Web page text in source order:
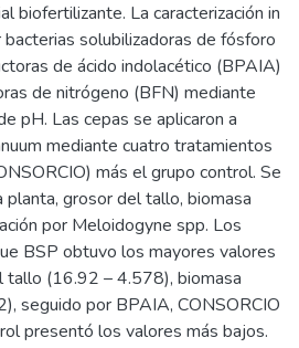
biofertilizante. La caracterización in
solubilizadoras de fósforo
de ácido indolacético (BPAIA)
de nitrógeno (BFN) mediante
pH. Las cepas se aplicaron a
mediante cuatro tratamientos
más el grupo control. Se
grosor del tallo, biomasa
por Meloidogyne spp. Los
BSP obtuvo los mayores valores
tallo (16.92 – 4.578), biomasa
seguido por BPAIA, CONSORCIO
presentó los valores más bajos.